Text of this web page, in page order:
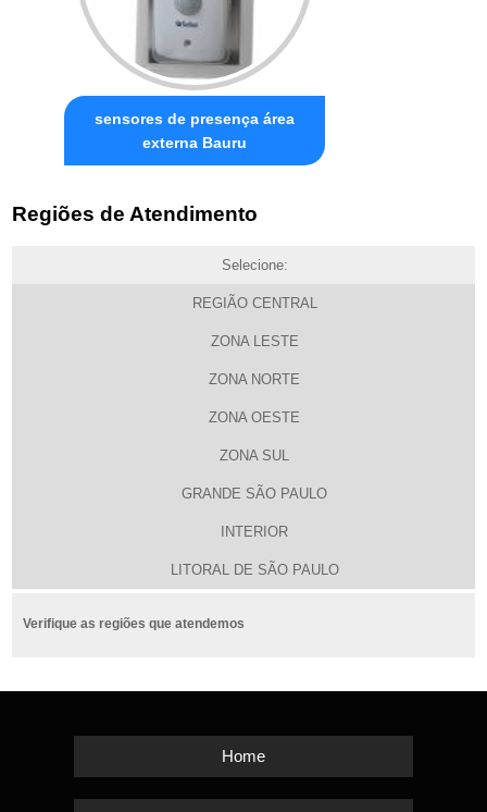
sensores de presença área
externa Bauru
Regiões de Atendimento
Selecione:
REGIÃO CENTRAL
ZONA LESTE
ZONA NORTE
ZONA OESTE
ZONA SUL
GRANDE SÃO PAULO
INTERIOR
LITORAL DE SÃO PAULO
Verifique as regiões que atendemos
Home